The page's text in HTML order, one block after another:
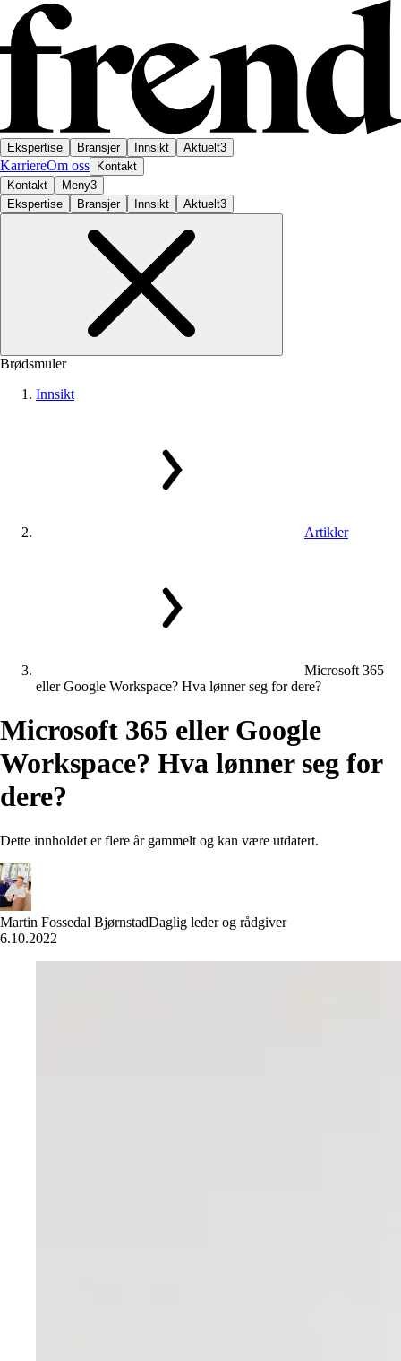
Ekspertise Bransjer Innsikt Aktuelt3
KarriereOm oss
Kontakt
Kontakt
Meny3
Ekspertise
Bransjer Innsikt Aktuelt3
Brødsmuler
Innsikt
Artikler
Microsoft 365
eller Google Workspace? Hva lønner seg for dere?
Microsoft 365 eller Google
Workspace? Hva lønner seg for
dere?
Dette innholdet er flere år gammelt og kan være utdatert.
Martin Fossedal BjørnstadDaglig leder og rådgiver
6.10.2022